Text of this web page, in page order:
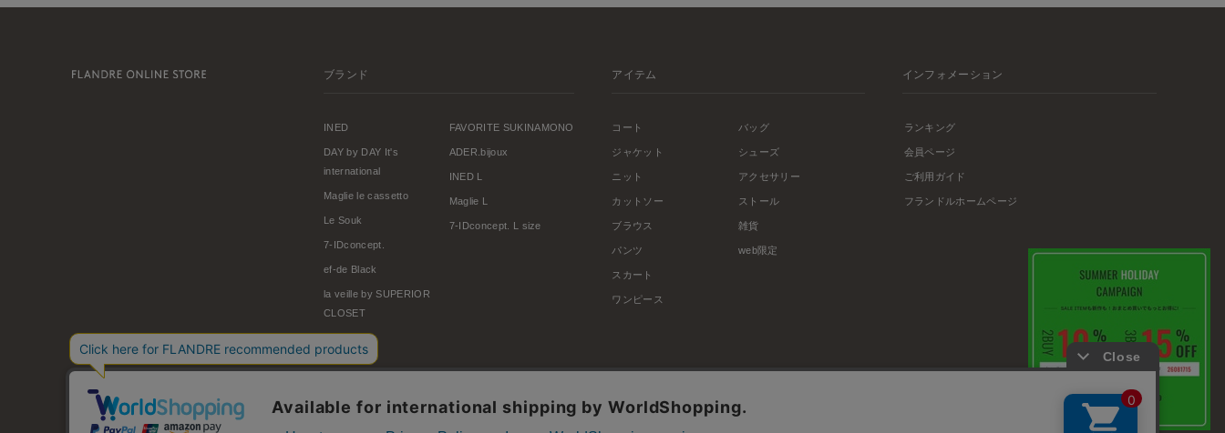
ブランド
INED
DAY by DAY It's
international
Maglie le cassetto
Le Souk
7-IDconcept.
ef-de Black
la veille by SUPERIOR
CLOSET
FAVORITE SUKINAMONO
ADER.bijoux
INED L
Maglie L
7-IDconcept. L size
アイテム
コート
ジャケット
ニット
カットソー
ブラウス
パンツ
スカート
ワンピース
バッグ
シューズ
アクセサリー
ストール
雑貨
web限定
インフォメーション
ランキング
会員ページ
ご利用ガイド
フランドルホームページ
© FLANDRE CO., LTD.